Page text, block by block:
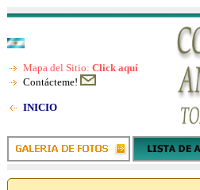
Mapa del Sitio: Click aquí
Contácteme!
INICIO